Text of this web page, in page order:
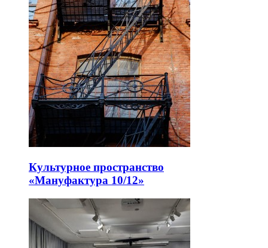
Культурное пространство
«Мануфактура 10/12»